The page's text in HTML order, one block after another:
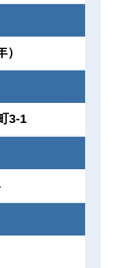
3-1